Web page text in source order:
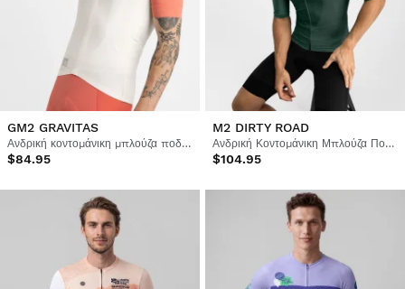
GM2 GRAVITAS
Ανδρική κοντομάνικη μπλούζα ποδηλασίας gravel
$84.95
M2 DIRTY ROAD
Ανδρική Κοντομάνικη Μπλούζα Ποδηλασίας
$104.95